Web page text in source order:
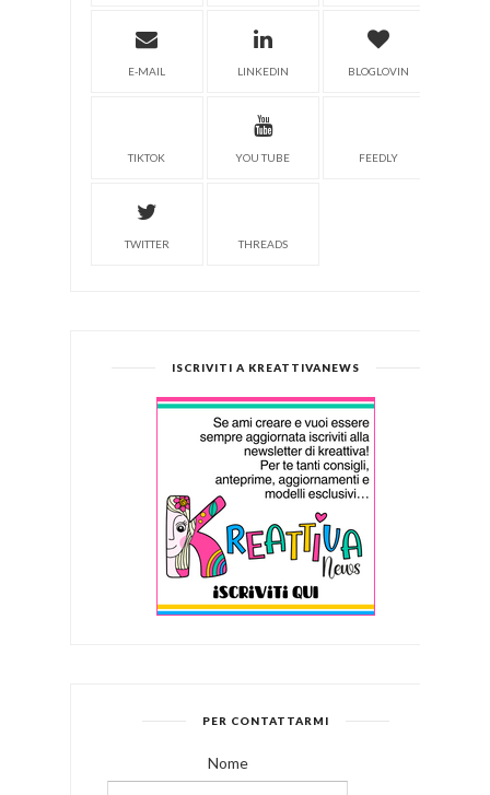
E-MAIL LINKEDIN BLOGLOVIN
TIKTOK YOU TUBE FEEDLY
TWITTER THREADS
ISCRIVITI A KREATTIVANEWS
PER CONTATTARMI
Nome